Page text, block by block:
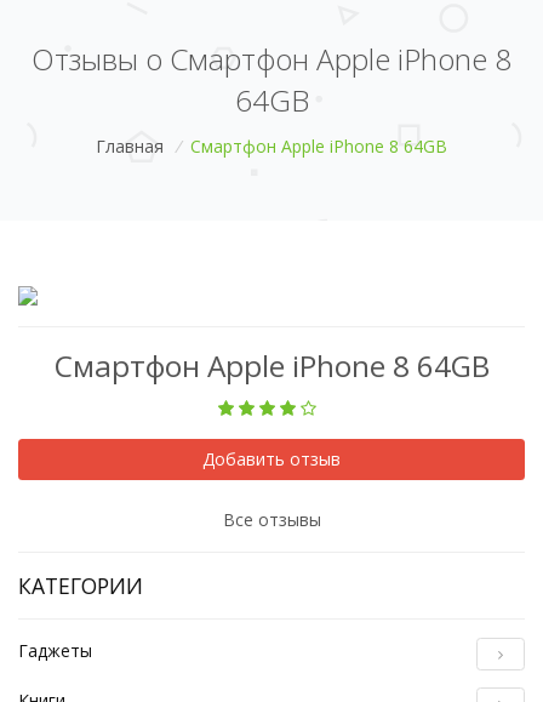
Отзывы о Смартфон Apple iPhone 8
64GB
Главная / Смартфон Apple iPhone 8 64GB
Смартфон Apple iPhone 8 64GB
Добавить отзыв
Все отзывы
КАТЕГОРИИ
Гаджеты